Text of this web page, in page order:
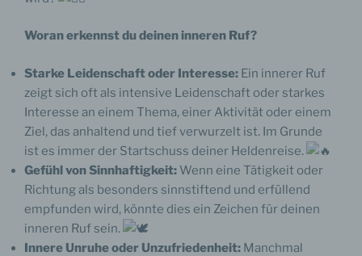
Woran erkennst du deinen inneren Ruf?
Starke Leidenschaft oder Interesse: Ein innerer Ruf
zeigt sich oft als intensive Leidenschaft oder starkes
Interesse an einem Thema, einer Aktivität oder einem
Ziel, das anhaltend und tief verwurzelt ist. Im Grunde
ist es immer der Startschuss deiner Heldenreise.
Gefühl von Sinnhaftigkeit: Wenn eine Tätigkeit oder
Richtung als besonders sinnstiftend und erfüllend
empfunden wird, könnte dies ein Zeichen für deinen
inneren Ruf sein.
Innere Unruhe oder Unzufriedenheit: Manchmal